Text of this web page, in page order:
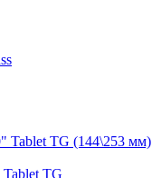
Tablet TG (144\253 мм)
TG